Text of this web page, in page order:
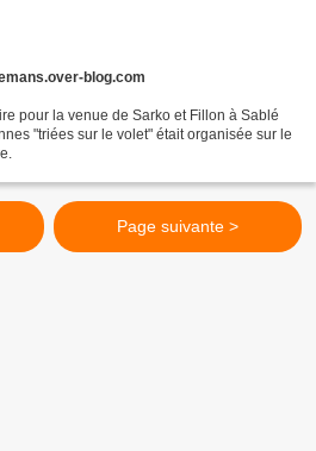
blog.com
pour la venue de Sarko et Fillon à Sablé
"triées sur le volet" était organisée sur le
Page suivante >